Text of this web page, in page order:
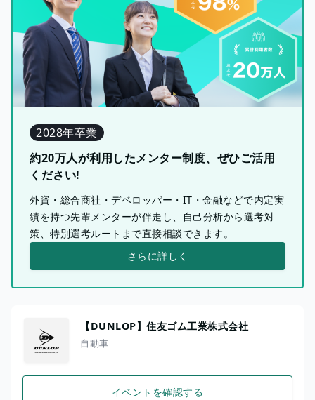
2028年卒業
約20万人が利用したメンター制度、ぜひご活用
ください!
外資・総合商社・デベロッパー・IT・金融などで内定実
績を持つ先輩メンターが伴走し、自己分析から選考対
策、特別選考ルートまで直接相談できます。
さらに詳しく
【DUNLOP】住友ゴム工業株式会社
自動車
イベントを確認する